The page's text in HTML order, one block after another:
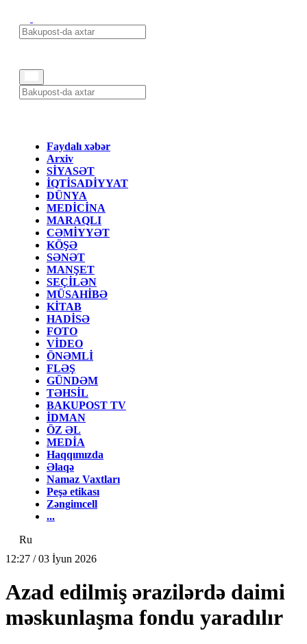
Faydalı xəbər
Arxiv
SİYASƏT
İQTİSADİYYAT
DÜNYA
MEDİCİNA
MARAQLI
CƏMİYYƏT
KÖŞƏ
SƏNƏT
MANŞET
SEÇİLƏN
MÜSAHİBƏ
KİTAB
HADİSƏ
FOTO
VİDEO
ÖNƏMLİ
FLƏŞ
GÜNDƏM
TƏHSİL
BAKUPOST TV
İDMAN
ÖZ ƏL
MEDİA
Haqqımızda
Əlaqə
Namaz Vaxtları
Peşə etikası
Zəngimcell
...
Ru
12:27 / 03 İyun 2026
Azad edilmiş ərazilərdə daimi
məskunlaşma fondu yaradılır